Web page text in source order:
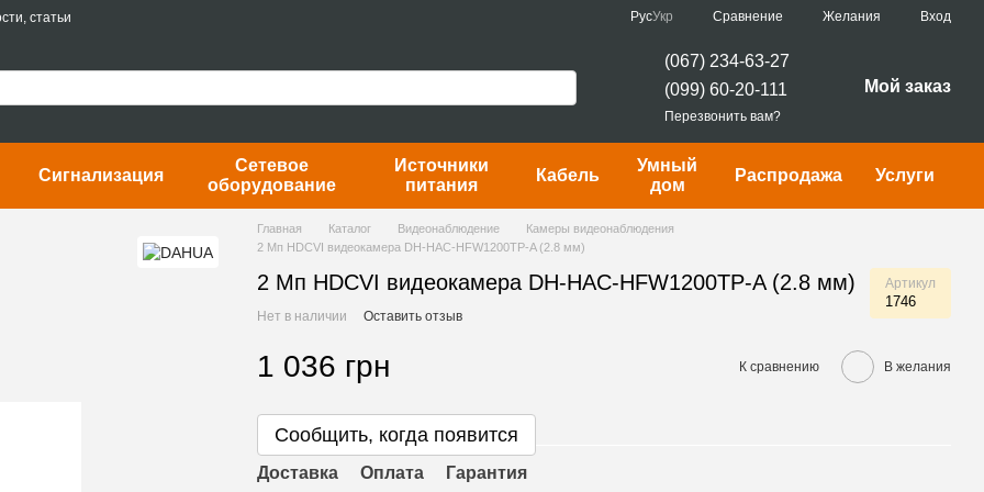
статьи РусУкр Сравнение Желания Вход
(067) 234-63-27
(099) 60-20-111
Перезвонить вам?
Мой заказ
Сигнализация
Сетевое
оборудование
Источники
питания
Кабель
Умный
дом
Распродажа Услуги
Главная Каталог Видеонаблюдение
Камеры видеонаблюдения
2 Мп HDCVI видеокамера DH-HAC-HFW1200TP-A (2.8 мм)
2 Мп HDCVI видеокамера DH-HAC-HFW1200TP-A (2.8 мм) Артикул
1746
Нет в наличии Оставить отзыв
1 036 грн К сравнению В желания
Сообщить, когда появится
Доставка Оплата Гарантия